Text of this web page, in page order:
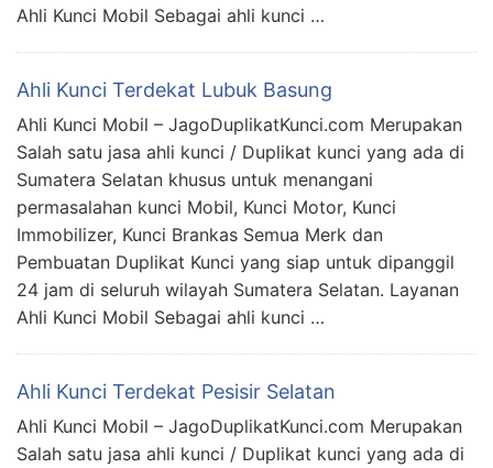
Ahli Kunci Mobil Sebagai ahli kunci …
Ahli Kunci Terdekat Lubuk Basung
Ahli Kunci Mobil – JagoDuplikatKunci.com Merupakan
Salah satu jasa ahli kunci / Duplikat kunci yang ada di
Sumatera Selatan khusus untuk menangani
permasalahan kunci Mobil, Kunci Motor, Kunci
Immobilizer, Kunci Brankas Semua Merk dan
Pembuatan Duplikat Kunci yang siap untuk dipanggil
24 jam di seluruh wilayah Sumatera Selatan. Layanan
Ahli Kunci Mobil Sebagai ahli kunci …
Ahli Kunci Terdekat Pesisir Selatan
Ahli Kunci Mobil – JagoDuplikatKunci.com Merupakan
Salah satu jasa ahli kunci / Duplikat kunci yang ada di